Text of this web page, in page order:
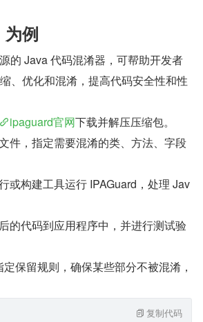
例
的 Java 代码混淆器，可帮助开发者
、优化和混淆，提高代码安全性和性
ipaguard官网下载并解压压缩包。
件，指定需要混淆的类、方法、字段
或构建工具运行 IPAGuard，处理 Jav
的代码到应用程序中，并进行测试验
保留规则，确保某些部分不被混淆，
复制代码